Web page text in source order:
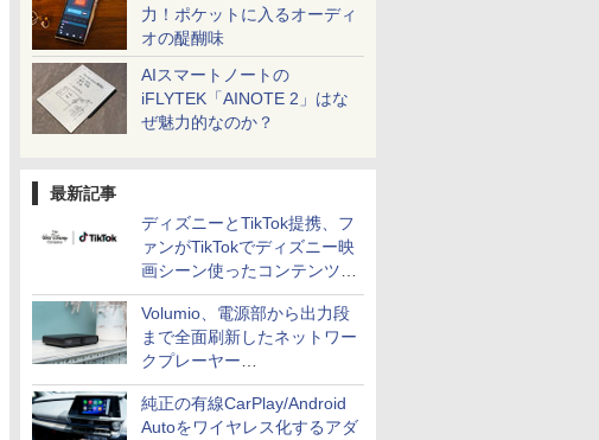
力！ポケットに入るオーディ
オの醍醐味
AIスマートノートの
iFLYTEK「AINOTE 2」はな
ぜ魅力的なのか？
最新記事
ディズニーとTikTok提携、フ
ァンがTikTokでディズニー映
画シーン使ったコンテンツ制
作、Disney+にも配信
Volumio、電源部から出力段
まで全面刷新したネットワー
クプレーヤー
「Primo（2026）」
純正の有線CarPlay/Android
Autoをワイヤレス化するアダ